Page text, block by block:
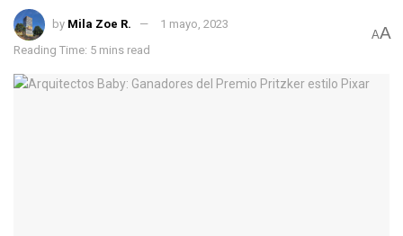
by Mila Zoe R.
1 mayo, 2023
Reading Time: 5 mins read
AA